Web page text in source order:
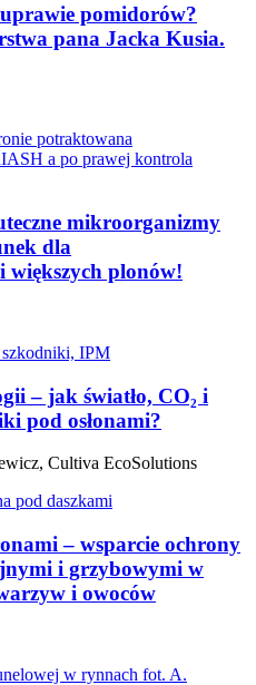
pomidorów?
pana Jacka Kusia.
mikroorganizmy
dla
większych plonów!
– jak światło, CO₂ i
pod osłonami?
Cultiva EcoSolutions
– wsparcie ochrony
i grzybowymi w
i owoców